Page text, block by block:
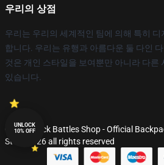
우리의 상점
우리는 우리의 세계적인 팀에 의해 특히
합니다. 우리는 유행과 아름다운 둘 다인
것은 개인 스타일을 보여뿐만 아니라 다른
있습니다.
© Backpack Battles Shop - Official
Store 2026 all rights reserved
UNLOCK
10% OFF